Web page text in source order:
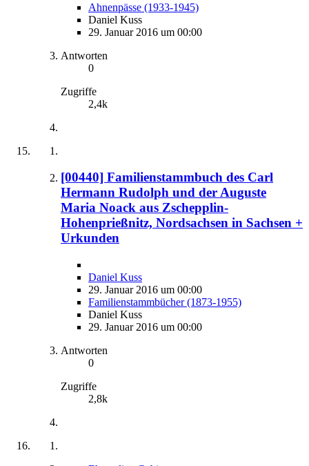
Ahnenpässe (1933-1945)
Daniel Kuss
29. Januar 2016 um 00:00
Antworten
0
Zugriffe
2,4k
[00440] Familienstammbuch des Carl
Hermann Rudolph und der Auguste
Maria Noack aus Zschepplin-
Hohenprießnitz, Nordsachsen in Sachsen +
Urkunden
Daniel Kuss
29. Januar 2016 um 00:00
Familienstammbücher (1873-1955)
Daniel Kuss
29. Januar 2016 um 00:00
Antworten
0
Zugriffe
2,8k